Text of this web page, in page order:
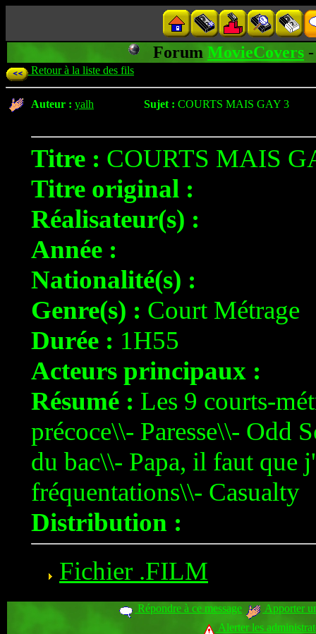
Forum MovieCovers
Retour à la liste des fils
Auteur : yalh Sujet : COURTS MAIS GAY 3
Titre : COURTS MAIS
Titre original :
Réalisateur(s) :
Année :
Nationalité(s) :
Genre(s) : Court Métrage
Durée : 1H55
Acteurs principaux :
Résumé : Les 9 courts-
précoce\\- Paresse\\- Odd
du bac\\- Papa, il faut que
fréquentations\\- Casualty
Distribution :
Fichier .FILM
Répondre à ce message
Apporter
Alerter les